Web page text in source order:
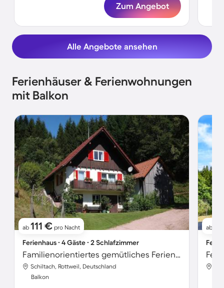
Zum Angebot
Alle Angebote ansehen
Ferienhäuser & Ferienwohnungen
mit Balkon
ab 111 € pro Nacht
Ferienhaus ∙ 4 Gäste ∙ 2 Schlafzimmer
Familienorientiertes gemütliches Ferienhaus mit Grill, Garten und Terrasse | Gartenblick | Haustiere sind willkommen
Schiltach, Rottweil, Deutschland
Balkon
ab